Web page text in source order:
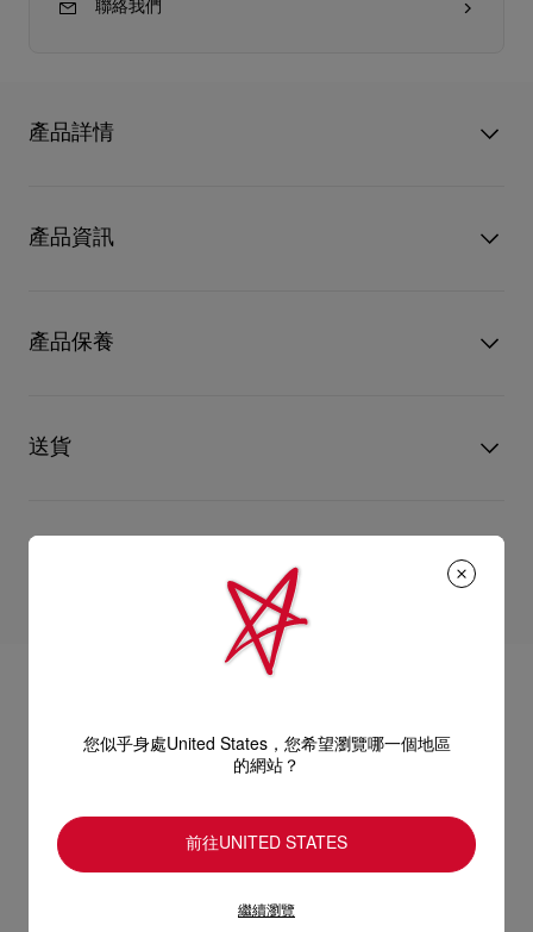
聯絡我們
產品詳情
尚。長靴外形簡潔修長，配以尖頭設計，簡而不凡。85毫米幼跟
巧妙露出標誌性Loubi紅鞋底，而黑色小牛皮鞋身在鞋側添上低調
產品資訊
顏色
黑色
物料
小牛皮
產品保養
革產品需要深層清潔或保養護理，我們也能為盡應所需，確保您
心儀的設計耐用經年。
送貨
估計送貨時間按照加快處理訂單計算。
送貨日期起計30天內可以免費退換。
換貨視乎產品存貨而定，請聯絡客戶服務專員。
專門店恕不處理退貨或換貨要求。
您似乎身處United States，您希望瀏覽哪一個地區
的網站？
前往UNITED STATES
繼續瀏覽